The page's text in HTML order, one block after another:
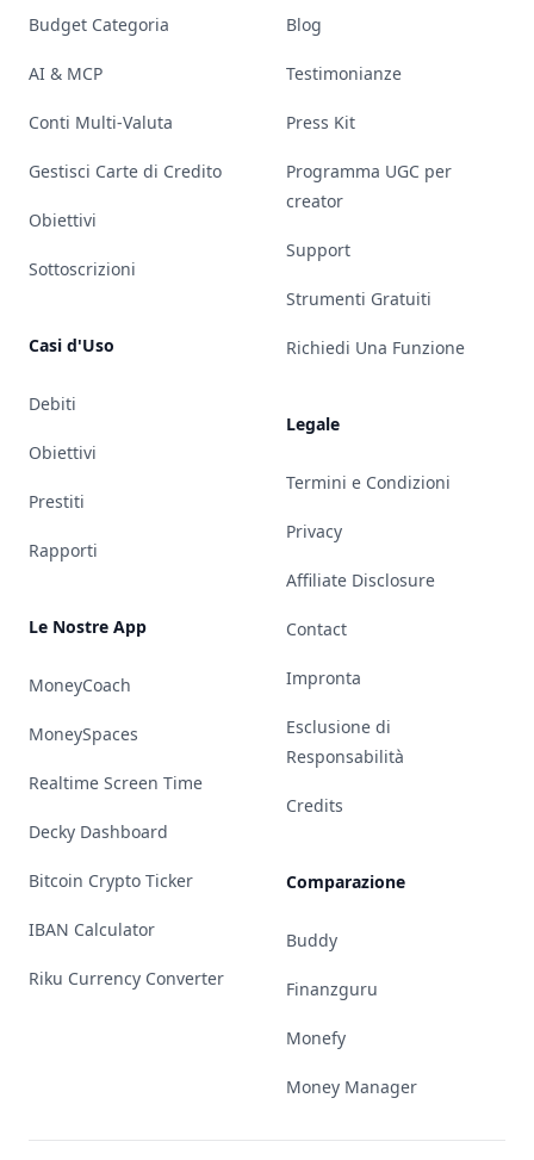
Budget Categoria
AI & MCP
Conti Multi-Valuta
Gestisci Carte di Credito
Obiettivi
Sottoscrizioni
Casi d'Uso
Debiti
Obiettivi
Prestiti
Rapporti
Le Nostre App
MoneyCoach
MoneySpaces
Realtime Screen Time
Decky Dashboard
Bitcoin Crypto Ticker
IBAN Calculator
Riku Currency Converter
Blog
Testimonianze
Press Kit
Programma UGC per
creator
Support
Strumenti Gratuiti
Richiedi Una Funzione
Legale
Termini e Condizioni
Privacy
Affiliate Disclosure
Contact
Impronta
Esclusione di
Responsabilità
Credits
Comparazione
Buddy
Finanzguru
Monefy
Money Manager